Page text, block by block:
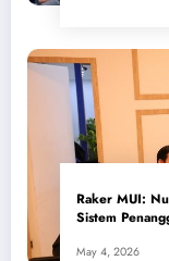
​Raker MUI:
Sistem
May 4, 2026